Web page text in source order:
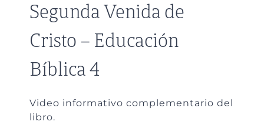
Segunda Venida de
Cristo – Educación
Bíblica 4
Video informativo complementario del
libro.